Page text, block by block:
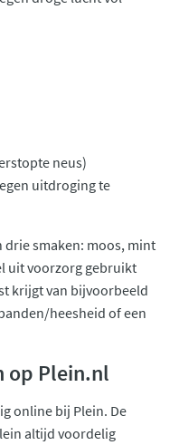
neus)
uitdroging te
smaken: moos, mint
uit voorzorg gebruikt
krijgt van bijvoorbeeld
heesheid of een
op Plein.nl
online bij Plein. De
altijd voordelig